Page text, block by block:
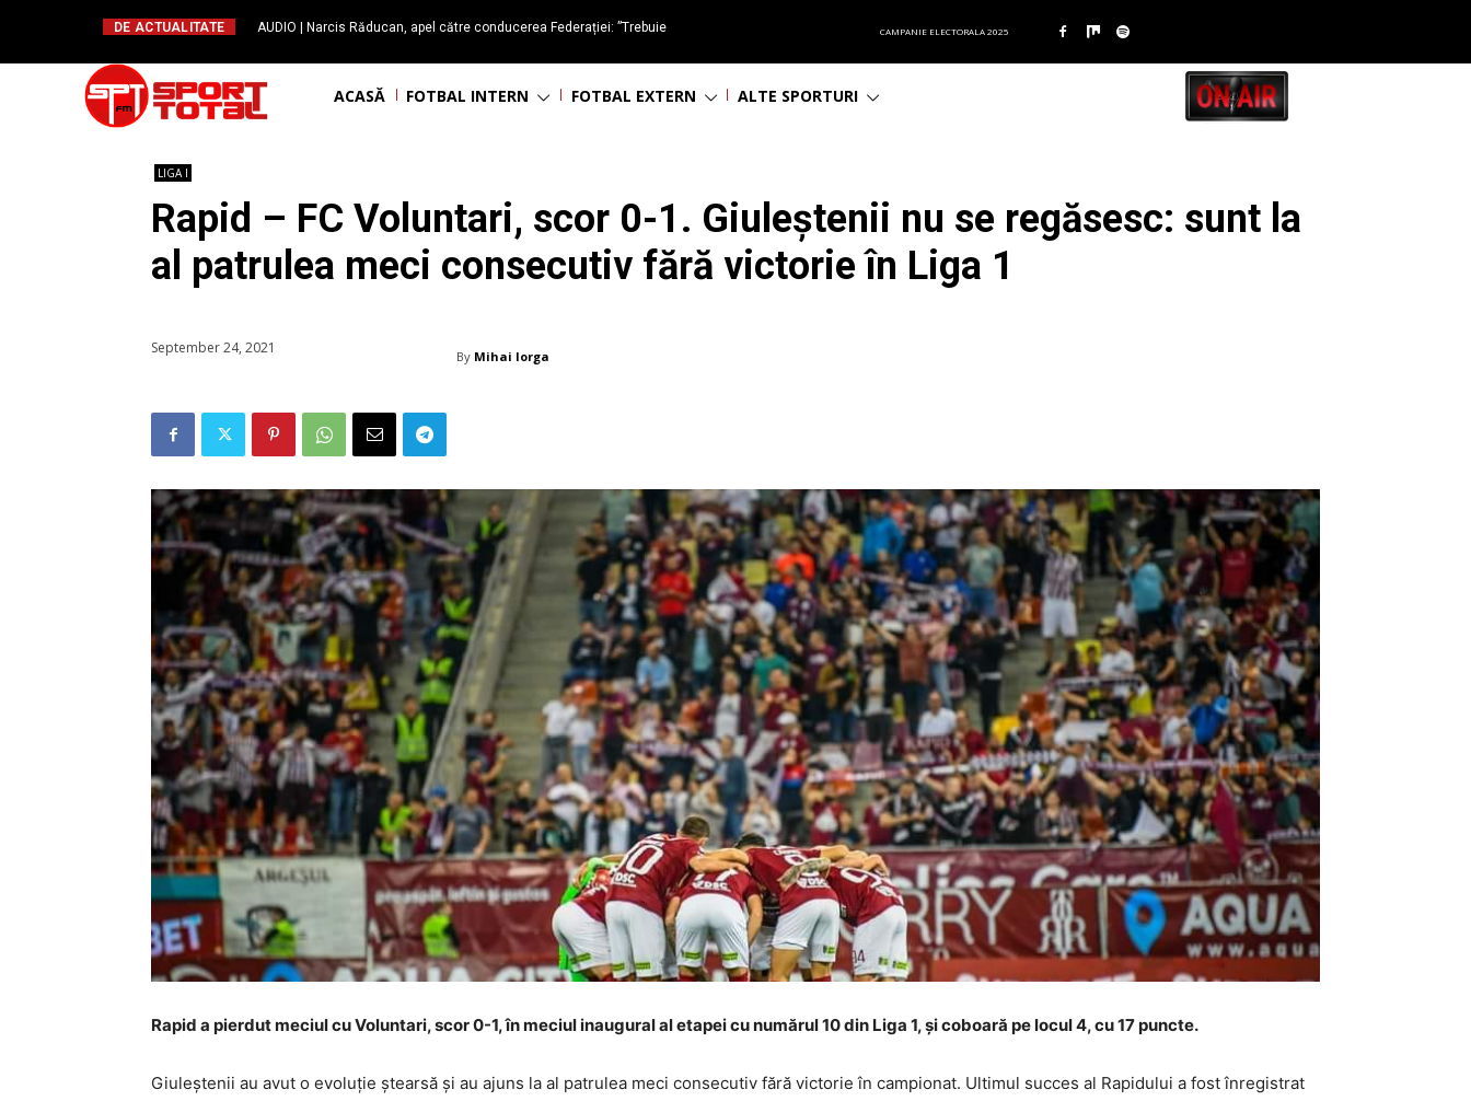
DE ACTUALITATE
AUDIO | Narcis Răducan, apel către conducerea Federației: ”Trebuie
CAMPANIE ELECTORALA 2025
ACASĂ FOTBAL INTERN FOTBAL EXTERN ALTE SPORTURI
LIGA I
Rapid – FC Voluntari, scor 0-1. Giuleștenii nu se regăsesc: sunt la
al patrulea meci consecutiv fără victorie în Liga 1
September 24, 2021 By Mihai Iorga
Rapid a pierdut meciul cu Voluntari, scor 0-1, în meciul inaugural al etapei cu numărul 10 din Liga 1, și coboară pe locul 4, cu 17 puncte.
Giuleștenii au avut o evoluție ștearsă și au ajuns la al patrulea meci consecutiv fără victorie în campionat. Ultimul succes al Rapidului a fost înregistrat